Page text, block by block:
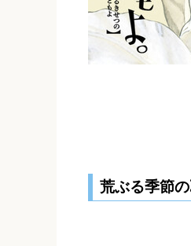
荒ぶる季節